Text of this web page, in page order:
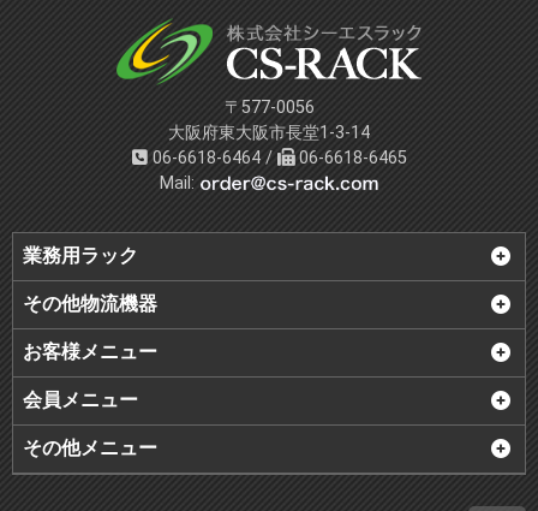
〒577-0056
大阪府東大阪市長堂1-3-14
06-6618-6464 /
06-6618-6465
Mail:
業務用ラック
その他物流機器
お客様メニュー
会員メニュー
その他メニュー